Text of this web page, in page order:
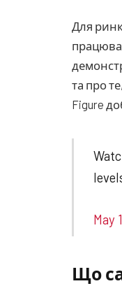
Для
та про
Figure
May
Що